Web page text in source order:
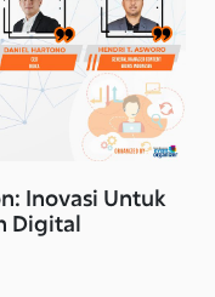
Inovasi Untuk
Digital